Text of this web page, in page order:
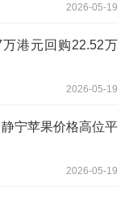
2026-05-19
港元回购22.52万
2026-05-19
宁苹果价格高位平
2026-05-19